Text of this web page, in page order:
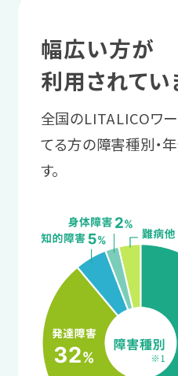
無料 相談・
4 職場定
職場で起きる
困りを相談
支援スタッフがあな
サポート例
職場には直接相談
ちょっとした悩み
ご相談いただけま
業務の不安
企業に伝え
物事を順序立てて
の質問に沿った回
す。
サポート例
面接にはスタッフ
示方法の要望や
を伝えるお手伝い
4 職場定
の希望を整理して
2 体
職場復帰に向
まずは短時間の利
しまった生活リズム
サポート例
プログラムを通し
ヘルスケアやスト
幅広い方が
利用されてい
全国のLITALICOワ
てる方の障害種別・
す。